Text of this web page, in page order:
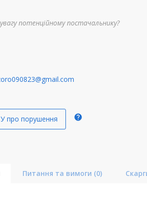
потенційному постачальнику?
про порушення help
Питання та вимоги (0)